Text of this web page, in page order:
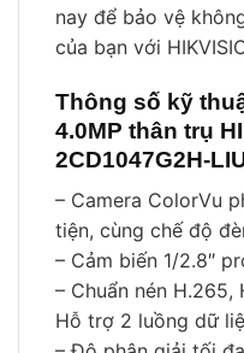
nay để bảo vệ
của bạn với
Thông số kỹ
4.0MP thân trụ
2CD1047G2H-
– Camera ColorVu
tiện, cùng chế độ
– Cảm biến 1/2.8″
– Chuẩn nén
Hỗ trợ 2 luồng dữ